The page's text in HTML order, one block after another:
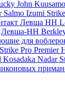
John Kuusamo
Salmo Izumi
Левша НН
Левша-НН
для
Strike Pro Premier
Kosadaka Nadar